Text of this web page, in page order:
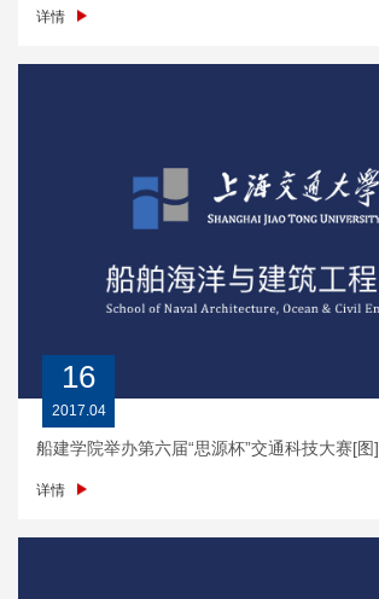
详情
16
2017.04
船建学院举办第六届“思源杯”交通科技大赛[图]
详情